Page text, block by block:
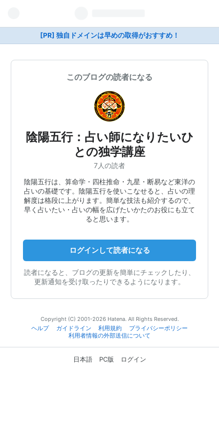
[PR] 独自ドメインは早めの取得がおすすめ！
このブログの読者になる
陰陽五行：占い師になりたいひ
との独学講座
7人の読者
陰陽五行は、算命学・四柱推命・九星・断易など東洋の
占いの基礎です。陰陽五行を使いこなせると、占いの理
解度は格段に上がります。簡単な技法も紹介するので、
早く占いたい・占いの幅を広げたいかたのお役にも立て
ると思います。
ログインして読者になる
読者になると、ブログの更新を簡単にチェックしたり、
更新通知を受け取ったりできるようになります。
Copyright (C) 2001-2026 Hatena. All Rights Reserved.
ヘルプ
ガイドライン 利用規約
プライバシーポリシー
利用者情報の外部送信について
日本語 PC版 ログイン